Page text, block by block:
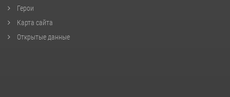
Герои
Карта сайта
Открытые данные